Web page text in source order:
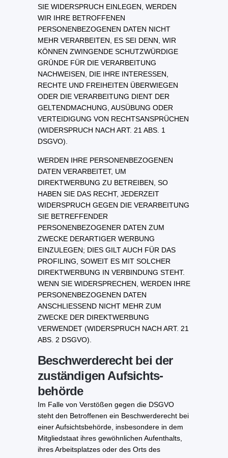
SIE WIDERSPRUCH EINLEGEN, WERDEN
WIR IHRE BETROFFENEN
PERSONENBEZOGENEN DATEN NICHT
MEHR VERARBEITEN, ES SEI DENN, WIR
KÖNNEN ZWINGENDE SCHUTZWÜRDIGE
GRÜNDE FÜR DIE VERARBEITUNG
NACHWEISEN, DIE IHRE INTERESSEN,
RECHTE UND FREIHEITEN ÜBERWIEGEN
ODER DIE VERARBEITUNG DIENT DER
GELTENDMACHUNG, AUSÜBUNG ODER
VERTEIDIGUNG VON RECHTSANSPRÜCHEN
(WIDERSPRUCH NACH ART. 21 ABS. 1
DSGVO).
WERDEN IHRE PERSONENBEZOGENEN
DATEN VERARBEITET, UM
DIREKTWERBUNG ZU BETREIBEN, SO
HABEN SIE DAS RECHT, JEDERZEIT
WIDERSPRUCH GEGEN DIE VERARBEITUNG
SIE BETREFFENDER
PERSONENBEZOGENER DATEN ZUM
ZWECKE DERARTIGER WERBUNG
EINZULEGEN; DIES GILT AUCH FÜR DAS
PROFILING, SOWEIT ES MIT SOLCHER
DIREKTWERBUNG IN VERBINDUNG STEHT.
WENN SIE WIDERSPRECHEN, WERDEN IHRE
PERSONENBEZOGENEN DATEN
ANSCHLIESSEND NICHT MEHR ZUM
ZWECKE DER DIREKTWERBUNG
VERWENDET (WIDERSPRUCH NACH ART. 21
ABS. 2 DSGVO).
Beschwerde­recht bei der
zuständigen Aufsichts­
behörde
Im Falle von Verstößen gegen die DSGVO
steht den Betroffenen ein Beschwerderecht bei
einer Aufsichtsbehörde, insbesondere in dem
Mitgliedstaat ihres gewöhnlichen Aufenthalts,
ihres Arbeitsplatzes oder des Orts des